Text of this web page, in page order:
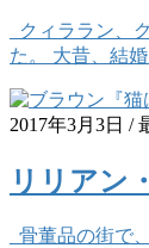
クィララン、
た。 大昔、結
2017年3月3日 /
リリアン
骨董品の街で